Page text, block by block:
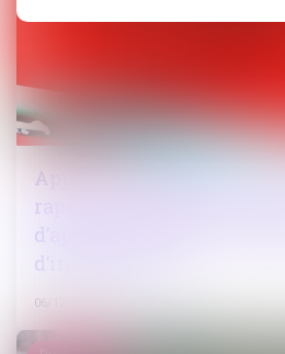
Appel d’un jugement
rappel de l’obligation pour
d’appel de statuer sur
d’incompétence
06/12/2024